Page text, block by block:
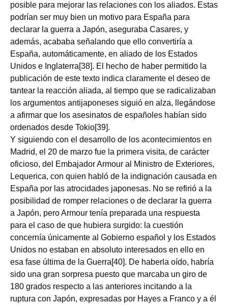
posible para mejorar las relaciones con los aliados. Estas
podrían ser muy bien un motivo para España para
declarar la guerra a Japón, aseguraba Casares, y
además, acababa señalando que ello convertiría a
España, automáticamente, en aliado de los Estados
Unidos e Inglaterra[38]. El hecho de haber permitido la
publicación de este texto indica claramente el deseo de
tantear la reacción aliada, al tiempo que se radicalizaban
los argumentos antijaponeses siguió en alza, llegándose
a afirmar que los asesinatos de españoles habían sido
ordenados desde Tokio[39].
Y siguiendo con el desarrollo de los acontecimientos en
Madrid, el 20 de marzo fue la primera visita, de carácter
oficioso, del Embajador Armour al Ministro de Exteriores,
Lequerica, con quien habló de la indignación causada en
España por las atrocidades japonesas. No se refirió a la
posibilidad de romper relaciones o de declarar la guerra
a Japón, pero Armour tenía preparada una respuesta
para el caso de que hubiera surgido: la cuestión
concernía únicamente al Gobierno español y los Estados
Unidos no estaban en absoluto interesados en ello en
esa fase última de la Guerra[40]. De haberla oído, habría
sido una gran sorpresa puesto que marcaba un giro de
180 grados respecto a las anteriores incitando a la
ruptura con Japón, expresadas por Hayes a Franco y a él